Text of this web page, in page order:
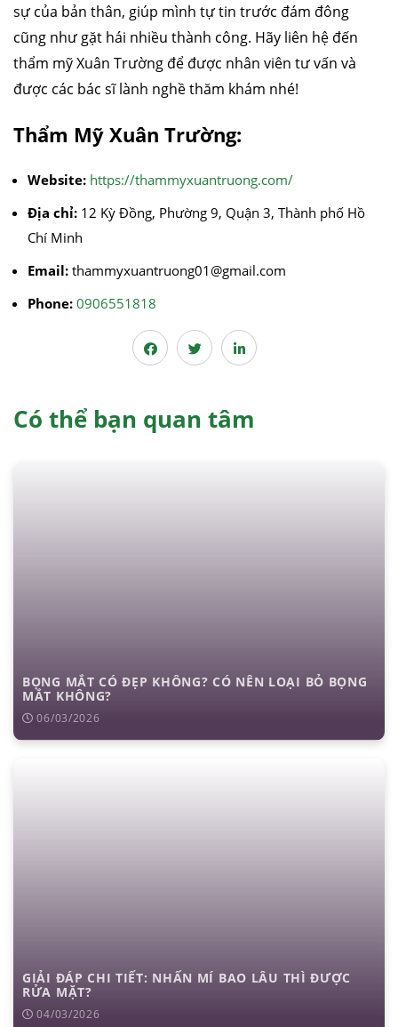
sự của bản thân, giúp mình tự tin trước đám đông
cũng như gặt hái nhiều thành công. Hãy liên hệ đến
thẩm mỹ Xuân Trường để được nhân viên tư vấn và
được các bác sĩ lành nghề thăm khám nhé!
Thẩm Mỹ Xuân Trường:
Website: https://thammyxuantruong.com/
Địa chỉ: 12 Kỳ Đồng, Phường 9, Quận 3, Thành phố Hồ
Chí Minh
Email: thammyxuantruong01@gmail.com
Phone: 0906551818
Có thể bạn quan tâm
BỌNG MẮT CÓ ĐẸP KHÔNG? CÓ NÊN LOẠI BỎ BỌNG
MẮT KHÔNG?
06/03/2026
GIẢI ĐÁP CHI TIẾT: NHẤN MÍ BAO LÂU THÌ ĐƯỢC
RỬA MẶT?
04/03/2026